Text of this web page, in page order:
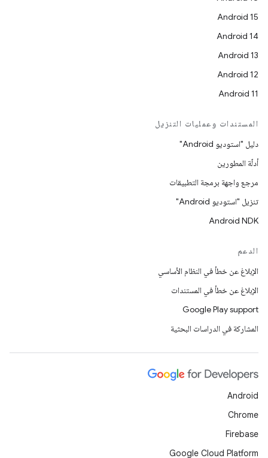
Android 15
Android 14
Android 13
Android 12
Android 11
المستندات وعمليات التنزيل
دليل "استوديو Android"
أدلّة المطورين
مرجع واجهة برمجة التطبيقات
تنزيل "استوديو Android"
Android NDK
الدعم
الإبلاغ عن خطأ في النظام الأساسي
الإبلاغ عن خطأ في المستندات
Google Play support
المشاركة في الدراسات البحثية
Android
Chrome
Firebase
Google Cloud Platform